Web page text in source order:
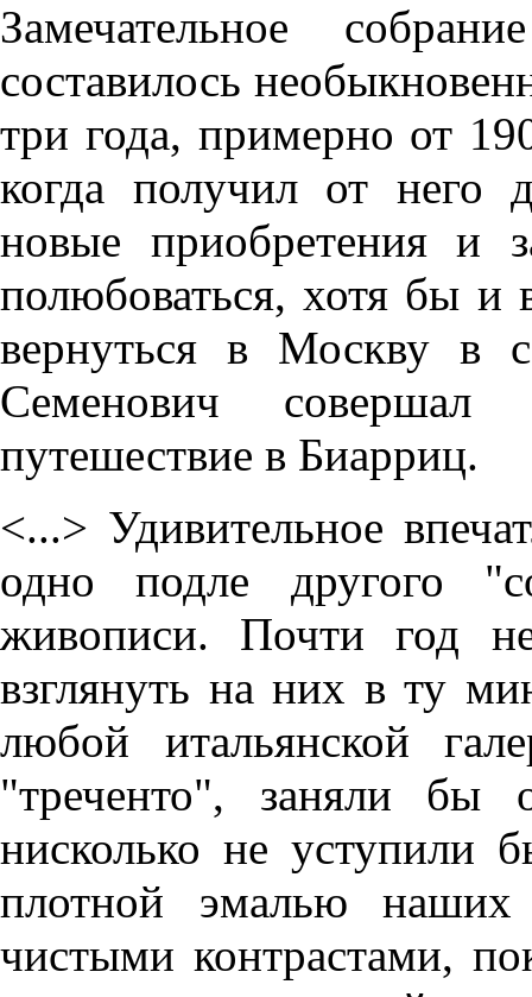
Замечательное
составилось
три года, примерно от
когда получил от него
новые приобретения и
полюбоваться, хотя бы и
вернуться в Москву в
Семенович совершал
путешествие в Биарриц.
<...> Удивительное
одно подле другого
живописи. Почти год
взглянуть на них в ту
любой итальянской
"треченто", заняли бы
нисколько не
плотной эмалью
чистыми контрастами,